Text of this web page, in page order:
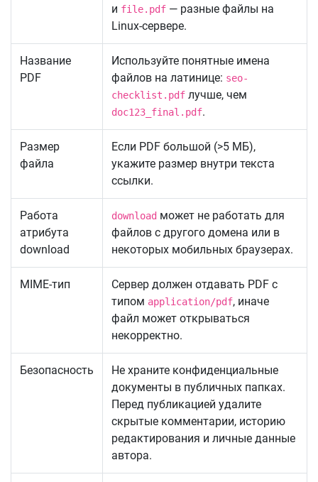
и file.pdf — разные файлы на
Linux-сервере.
Название
PDF
Используйте понятные имена
файлов на латинице: seo-
checklist.pdf лучше, чем
doc123_final.pdf.
Размер
файла
Если PDF большой (>5 МБ),
укажите размер внутри текста
ссылки.
Работа
атрибута
download
download может не работать для
файлов с другого домена или в
некоторых мобильных браузерах.
MIME-тип
Сервер должен отдавать PDF с
типом application/pdf, иначе
файл может открываться
некорректно.
Безопасность
Не храните конфиденциальные
документы в публичных папках.
Перед публикацией удалите
скрытые комментарии, историю
редактирования и личные данные
автора.